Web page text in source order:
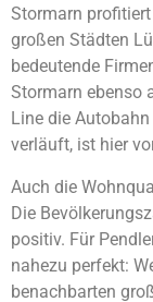
Stormarn
großen Städten
bedeutende
Stormarn ebenso
Line die
verläuft, ist hier
Auch die
Die
positiv. Für
nahezu perfekt:
benachbarten